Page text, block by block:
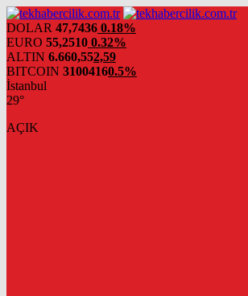
DOLAR 47,7436 0.18%
EURO 55,2510 0.32%
ALTIN 6.660,552,59
BITCOIN 31004160.5%
İstanbul
29°
AÇIK